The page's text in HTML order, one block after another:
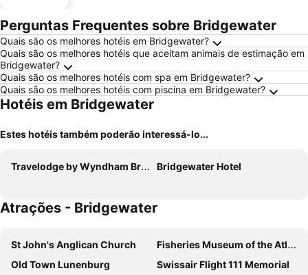
Perguntas Frequentes sobre Bridgewater
Quais são os melhores hotéis em Bridgewater?
Quais são os melhores hotéis que aceitam animais de estimação em
Bridgewater?
Quais são os melhores hotéis com spa em Bridgewater?
Quais são os melhores hotéis com piscina em Bridgewater?
Hotéis em Bridgewater
Estes hotéis também poderão interessá-lo...
Travelodge by Wyndham Bridgewater Bridgewater Hotel
Atrações - Bridgewater
St John's Anglican Church
Fisheries Museum of the Atlantic
Old Town Lunenburg
Swissair Flight 111 Memorial